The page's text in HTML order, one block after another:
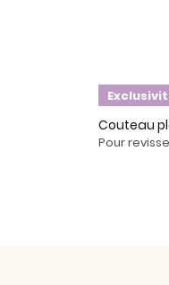
Couteau
Pour